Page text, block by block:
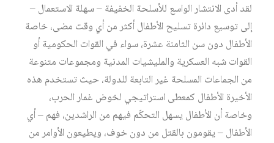
لقد أدى الانتشار الواسع للأسلحة الخفيفة – سهلة الاستعمال –
إلى توسيع دائرة تسليح الأطفال أكثر من أي وقت مضى، خاصة
الأطفال دون سن الثامنة عشرة، سواء في القوات الحكومية أو
القوات شبه العسكرية والمليشيات المدنية ومجموعات متنوعة
من الجماعات المسلحة غير التابعة للدولة، حيث تستخدم هذه
الأخيرة الأطفال كمعطى استراتيجي لخوض غمار الحرب،
وخاصة أن الأطفال يسهل التحكّم فيهم من الراشدين، فهم – أي
الأطفال – يقومون بالقتل من دون خوف، ويطيعون الأوامر من